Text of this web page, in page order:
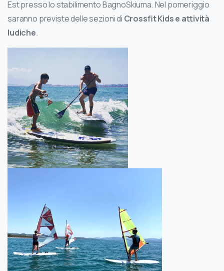
Est presso lo stabilimento BagnoSkiuma. Nel pomeriggio
saranno previste delle sezioni di Crossfit Kids e attività
ludiche.